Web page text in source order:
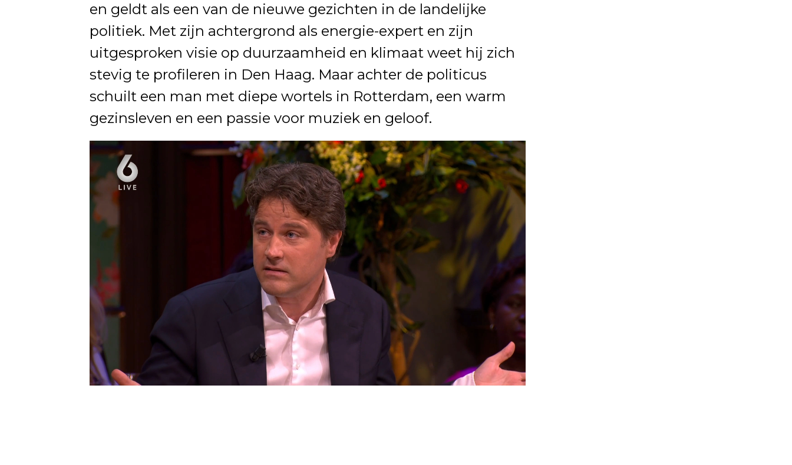
en geldt als een van de nieuwe gezichten in de landelijke
politiek. Met zijn achtergrond als energie-expert en zijn
uitgesproken visie op duurzaamheid en klimaat weet hij zich
stevig te profileren in Den Haag. Maar achter de politicus
schuilt een man met diepe wortels in Rotterdam, een warm
gezinsleven en een passie voor muziek en geloof.